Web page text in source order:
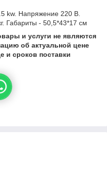
kw. Напряжение 220 В.
Габариты - 50,5*43*17 см
и услуги не являются
об актуальной цене
и сроков поставки